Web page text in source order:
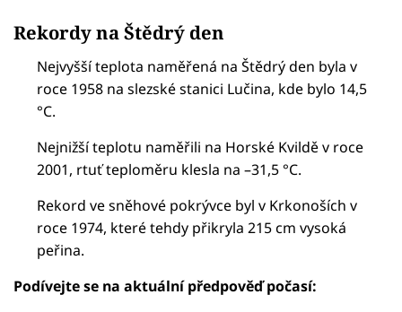
Rekordy na Štědrý den
Nejvyšší teplota naměřená na Štědrý den byla v
roce 1958 na slezské stanici Lučina, kde bylo 14,5
°C.
Nejnižší teplotu naměřili na Horské Kvildě v roce
2001, rtuť teploměru klesla na –31,5 °C.
Rekord ve sněhové pokrývce byl v Krkonoších v
roce 1974, které tehdy přikryla 215 cm vysoká
peřina.
Podívejte se na aktuální předpověď počasí: